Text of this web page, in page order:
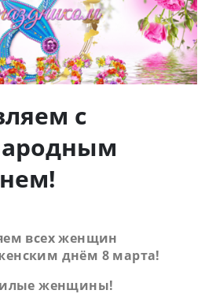
c
всех женщин
днём 8 марта!
женщины!